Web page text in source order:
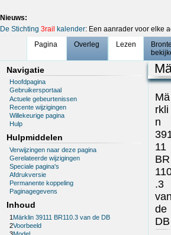
Nieuws:
De Stichting 3rail kalender: Een aanrader voor elke
Pagina
Overleg Lezen
Navigatie
Hoofdpagina
Gebruikersportaal
Actuele gebeurtenissen
Recente wijzigingen
Willekeurige pagina
Hulp
Hulpmiddelen
Verwijzingen naar deze pagina
Gerelateerde wijzigingen
Speciale pagina's
Afdrukversie
Permanente koppeling
Paginagegevens
Inhoud
1 Märklin 39111 BR110.3 van de DB
2Voorbeeld
Mä
rkli
n
11
BR
.3
van
de
DB